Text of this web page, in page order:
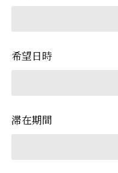
希望日時
滞在期間